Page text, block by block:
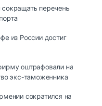
перечень
из России достиг
оштрафовали на
экс-таможенника
сократился на